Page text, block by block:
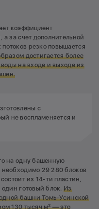
коэффициент
за счет дополнительной
резко повышается
достигается более
на входе и выходе из
с
не воспламеняется и
на одну башенную
29 280 блоков
из 14-ти пластин,
готовый блок.Из
башни Томь-Усинской
130 тысяч м² — это